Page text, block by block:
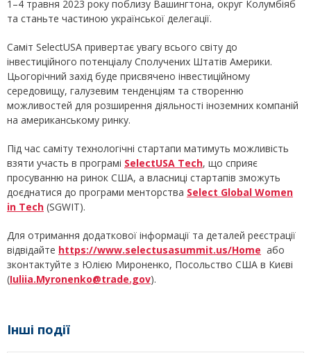
1–4 травня 2023 року поблизу Вашингтона, округ Колумбіяб
та станьте частиною української делегації.
Cаміт SelectUSA привертає увагу всього світу до
інвестиційного потенціалу Сполучених Штатів Америки.
Цьогорічний захід буде присвячено інвестиційному
середовищу, галузевим тенденціям та створенню
можливостей для розширення діяльності іноземних компаній
на американському ринку.
Під час саміту технологічні стартапи матимуть можливість
взяти участь в програмі SelectUSA Tech, що сприяє
просуванню на ринок США, а власниці стартапів зможуть
доєднатися до програми менторства Select Global Women
in Tech (SGWIT).
Для отримання додаткової інформації та деталей реєстрації
відвідайте https://www.selectusasummit.us/Home або
зконтактуйте з Юлією Мироненко, Посольство США в Києві
(Iuliia.Myronenko@trade.gov).
Інші події